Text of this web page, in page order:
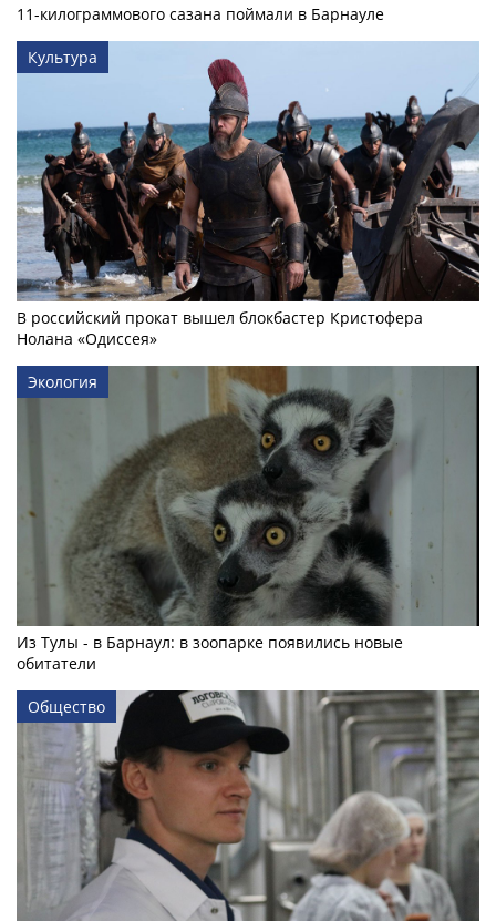
11-килограммового сазана поймали в Барнауле
Культура
В российский прокат вышел блокбастер Кристофера
Нолана «Одиссея»
Экология
Из Тулы - в Барнаул: в зоопарке появились новые
обитатели
Общество